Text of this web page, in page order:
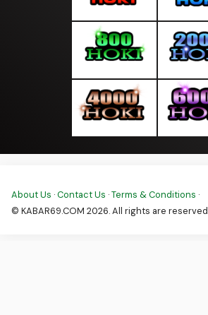
About Us ·Contact Us ·Terms & Conditions ·
© KABAR69.COM 2026. All rights are reserved